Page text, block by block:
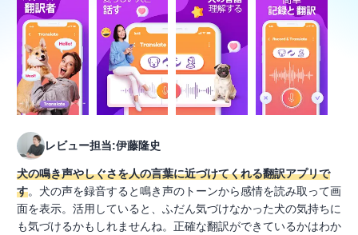
レビュー担当:伊藤隆史
犬の鳴き声やしぐさを人の言葉に近づけてくれる翻訳アプリで
す。犬の声を録音すると鳴き声のトーンから感情を読み取って画
面を表示。活用していると、ふだん気づけなかった犬の気持ちに
も気づけるかもしれませんね。正確な翻訳ができているかはわか